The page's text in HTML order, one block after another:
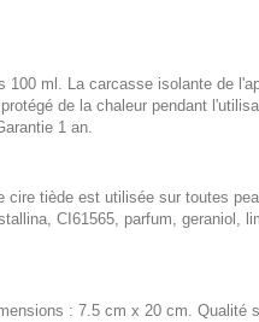
100 ml. La carcasse isolante de
de la chaleur pendant
1 an.
cire tiède est utilisée sur toutes
CI61565, parfum, geraniol,
: 7.5 cm x 20 cm. Qualité